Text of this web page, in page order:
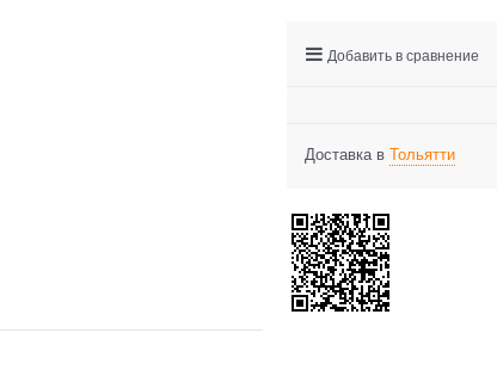
Добавить в сравнение
Доставка в Тольятти